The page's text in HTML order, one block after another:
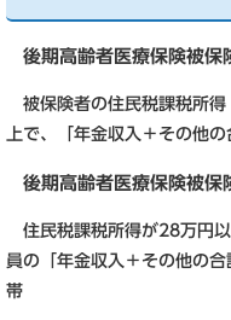
後期高齢者医療保険被
被保険者の住民税課税所得
上で、「年金収入＋その他
後期高齢者医療保険被
住民税課税所得が28万円
員の「年金収入＋その他の
帯